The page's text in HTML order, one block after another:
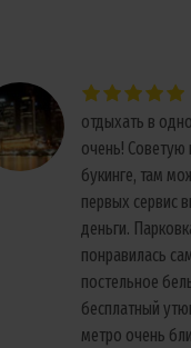
отдыхать в
очень! Советую
букинге, там
первых сервис
деньги.
понравилась
постельное
бесплатный
метро очень